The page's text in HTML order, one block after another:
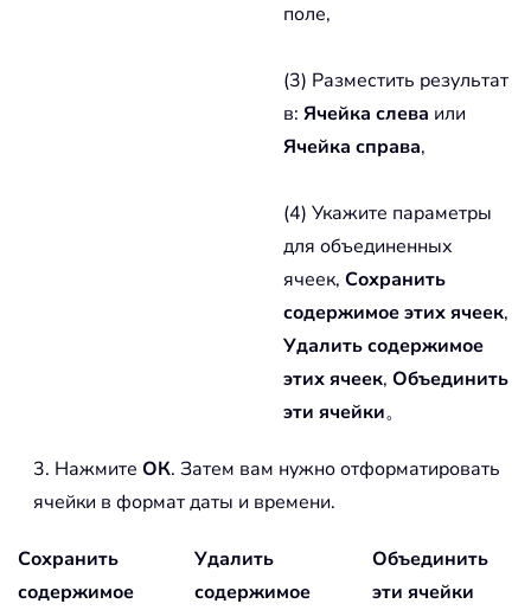
поле,
(3) Разместить результат
в: Ячейка слева или
Ячейка справа,
(4) Укажите параметры
для объединенных
ячеек, Сохранить
содержимое этих ячеек,
Удалить содержимое
этих ячеек, Объединить
эти ячейки。
3. Нажмите ОК. Затем вам нужно отформатировать
ячейки в формат даты и времени.
Сохранить
содержимое
Удалить
содержимое
Объединить
эти ячейки